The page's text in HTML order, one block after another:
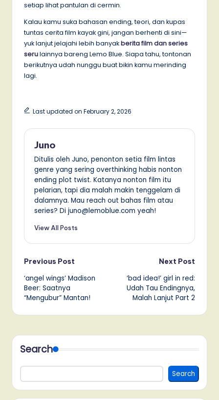
setiap lihat pantulan di cermin.
Kalau kamu suka bahasan ending, teori, dan kupas
tuntas cerita film kayak gini, jangan berhenti di sini—
yuk lanjut jelajahi lebih banyakberita film dan series
serulainnya bareng Lemo Blue. Siapa tahu, tontonan
berikutnya udah nunggu buat bikin kamu merinding
lagi.
Last updated on February 2, 2026
Juno
Ditulis oleh Juno, penonton setia film lintas
genre yang sering overthinking habis nonton
ending plot twist. Katanya nonton film itu
pelarian, tapi dia malah makin tenggelam di
dalamnya. Mau reach out bahas film atau
series? Di juno@lemoblue.com yeah!
View All Posts
Post
navigation
Previous Post
‘angel wings’ Madison
Beer: Saatnya
“Mengubur” Mantan!
Next Post
‘bad idea!’ girl in red:
Udah Tau Endingnya,
Malah Lanjut Part 2
Search
Search